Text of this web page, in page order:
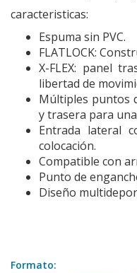
caracteristicas:
Espuma sin PVC.
FLATLOCK:
X-FLEX: panel
libertad de
Múltiples puntos
y trasera para
Entrada lateral
colocación.
Compatible con
Punto de
Diseño
Formato: